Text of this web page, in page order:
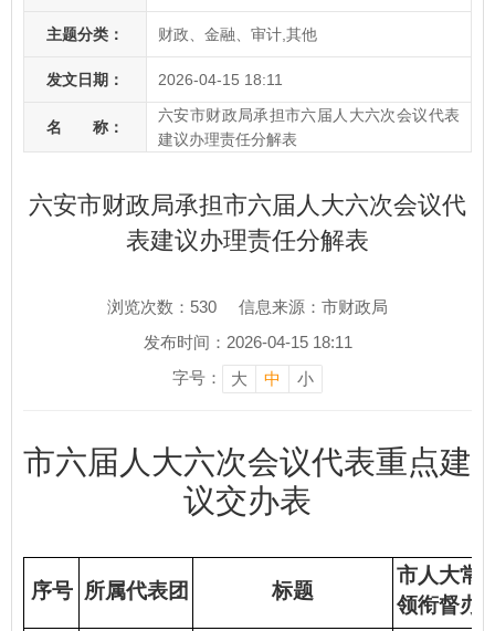
主题分类： 财政、金融、审计,其他
发文日期： 2026-04-15 18:11
名 称：
六安市财政局承担市六届人大六次会议代表
建议办理责任分解表
六安市财政局承担市六届人大六次会议代
表建议办理责任分解表
浏览次数： 530
信息来源：市财政局
发布时间：2026-04-15 18:11
字号：
大 中 小
市六届人大六次会议代表重点建
议交办表
序号 所属代表团 标题
市人大常
领衔督办